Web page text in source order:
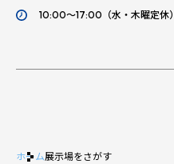
10:00～17:00（水・木曜定休）
ホーム展示場をさがす